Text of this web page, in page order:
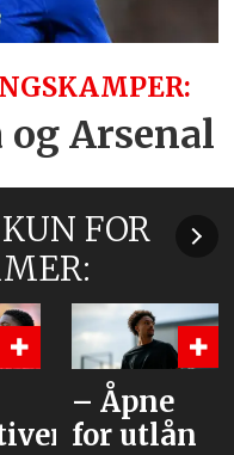
og Arsenal
FOR
– Åpne
for utlån